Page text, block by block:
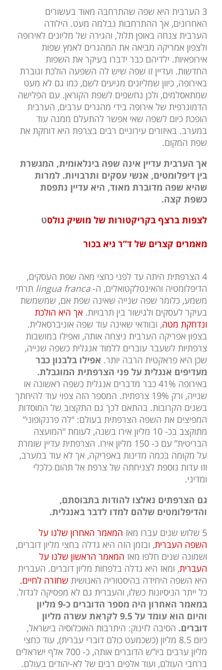
3 הערבית היא שפה שהתרחבה מאוד בעשורים
האחרונים, אך ההתרחבות נבלמה מעט. הילודה
הערבית צנחה באופן תלול, והגירה של מליונים לאירופה
ולצפון אמריקה מביאה את המהגרים לאמץ שפות
אירופאיות. ילדיהם כבר ידברו בעיקר את השפות
החדשות. ועדיין זו שפה שיש לה השפעה הולכת וגוברת
באירופה, כיוון שמליונים מגיעים לשם, כמו גם לא מעט
שמתאסלמים, ולכן נחשפים לשפת הקוראן. עם הפלישה
הדמוגרפית של אירופה בידי מהגרים ערבים, הערבית
הופכת כיום לשפה שאי אפשר להתעלם ממנה עוד
במערב. באיזורים עירוניים רבים בצרפת היא דוחקת את
שפת המקום.
אך הערבית עדיין אינה שפה בינלאומית, המגשרת
בין דיפלומטים, אנשי עסקים ותרבויות. למרות
שהיא שפה מדוברת מאוד, היא עדיין נתפסת
כשפת קצה.
לצפות ברצף בקריקטורות של מושיק גולסט
מאמרים קצרים של ד”ר גיא בכור
4 הצרפתית היתה עד לפני כחצי מאה שפת העסקים,
הדיפלומטיה והאינטלקטואלים, ה-lingua franca תרתי
משמע, כלומר שפה שנייה שאינה שפת אם, שמשמשת
בעיקר לעסקים ולגישור בין תרבויות. אך היא הולכת
ונדחקת מטה, ובוודאי שאינה עוד שפה אוניברסאלית.
בצפון אפריקה הערבית ניצחה אותה, ואפילו במושבות
צרפתיות לשעבר עוברים ללמוד אנגלית כשפה שנייה,
שכן היא פראקטית הרבה יותר. אפילו בלבנון כבר
מעדיפים אנגלית על פני הצרפתית המוגבלת.
באירופה 41% כבר מדברים אנגלית כשפה ראשונה או
שנייה, ורק 19% צרפתית. המספר הזה צפוי עוד להיחתך
בשנים הקרובות. בהתאם לכך גם התקצוב של המוסדות
המפיצים את השפה הצרפתית בעולם: “לה פרנקופוני”
מתוקצב בכ- 10 מליון אירו בשנה, לעומת “המועצה
הבריטית” עם כ- 150 מליון אירו. הצרפתית עדיין שומרת
על מקומה בכמה מדינות באפריקה, אך לא עוד במערב,
וזו עדות נוספת לצניחתה של צרפת אל תהום כלכלי
ומדיני.
גם הצרפתים נאלצו להודות בתבוסתם,
והדיפלומטים שלהם למדו לדבר באנגלית.
5 שלוש שנים עברו מאז
המאמר האחרון שלנו על
השפה העברית, ובזמן הזה היא גדלה בחצי מליון דוברים,
ושמונה שנים חלפו מאז המאמר הראשון שלנו על
העברית, ומאז היא גדלה בלפחות מליון דוברים. העברית
היא השפה היחידה בהיסטוריה האנושית שחזרה לחיים.
כל ייתר הניסיונות כשלו, והעברית גם לא מפסיקה לגדול.
במאמר האחרון היה מספר הדוברים כ-9 מליון
והיום הוא עומד על 9.5 לקראת עשרה מליון
דוברים. הסיבה לזינוק: היתרבות האוכלוסיה בישראל,
כיום 8.5 מליון (כשכמעט כולם דוברי עברית), עוד כחצי
מליון ערבים ביו”ש הדוברים אותה, כ- 700 אלף ישראלים
ברחבי העולם, ועוד אלפים רבים של לא-יהודים בעולם.